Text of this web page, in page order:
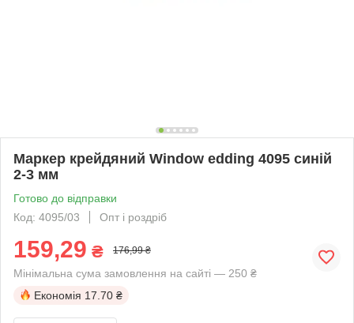
Маркер крейдяний Window edding 4095 синій
2-3 мм
Готово до відправки
Код: 4095/03
Опт і роздріб
159,29 ₴ 176,99 ₴
Мінімальна сума замовлення на сайті — 250 ₴
Економія 17.70 ₴